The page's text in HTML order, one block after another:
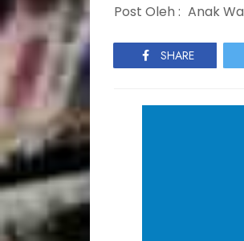
Post Oleh : Anak
SHARE